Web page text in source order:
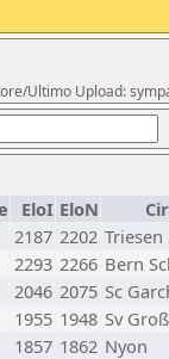
Ultimo Upload:
EloI EloN
2187 2202 Triesen
2293 2266 Bern
2046 2075 Sc
1955 1948 Sv
1857 1862 Nyon